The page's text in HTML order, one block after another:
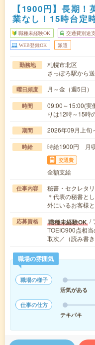
【1900円】長期
業なし！15時台定
職種未経験OK 交通費別途
WEB登録OK 派遣
勤務地
札幌市北区
さっぽろ駅から
曜日頻度 月～金（週5日
時間
09:00～15:00(
りは12時～15時
期間 2026年09月上旬
時給 時給1900円 月
交通費
全額支給
仕事内容
秘書・セクレタ
＊代表の秘書と
外にいるお客様
応募資格 職種未経験OK /
TOEIC900点相
取次／（読み書
職場の雰囲気
職場の様子
活気がある
仕事の仕方
テキパキ